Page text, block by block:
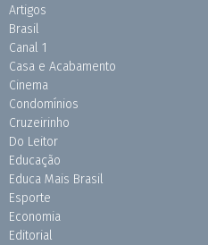
Artigos
Brasil
Canal 1
Casa e Acabamento
Cinema
Condomínios
Cruzeirinho
Do Leitor
Educação
Educa Mais Brasil
Esporte
Economia
Editorial